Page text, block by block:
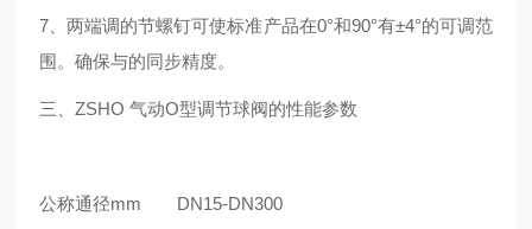
7、两端调的节螺钉可使标准产品在0°和90°有±4°的可调范
围。确保与的同步精度。
三、ZSHO 气动O型调节球阀的性能参数
公称通径mm DN15-DN300